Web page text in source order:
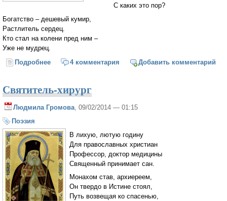
С каких это пор?
Богатство – дешевый кумир,
Растлитель сердец.
Кто стал на колени пред ним –
Уже не мудрец.
Подробнее о Уповающим на богатство
4 комментария Добавить комментарий
Святитель-хирург
Людмила Громова , 09/02/2014 — 01:15
Поэзия
В лихую, лютую годину
Для православных христиан
Профессор, доктор медицины
Священный принимает сан.
Монахом став, архиереем,
Он твердо в Истине стоял,
Путь возвещая ко спасенью,